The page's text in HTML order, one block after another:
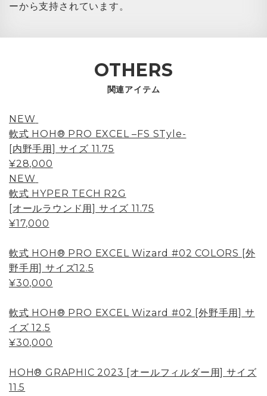
ーから支持されています。
OTHERS
関連アイテム
NEW
軟式 HOH® PRO EXCEL –FS STyle-
[内野手用] サイズ 11.75
¥28,000
NEW
軟式 HYPER TECH R2G
[オールラウンド用] サイズ 11.75
¥17,000
軟式 HOH® PRO EXCEL Wizard #02 COLORS [外
野手用] サイズ12.5
¥30,000
軟式 HOH® PRO EXCEL Wizard #02 [外野手用] サ
イズ 12.5
¥30,000
HOH® GRAPHIC 2023 [オールフィルダー用] サイズ
11.5